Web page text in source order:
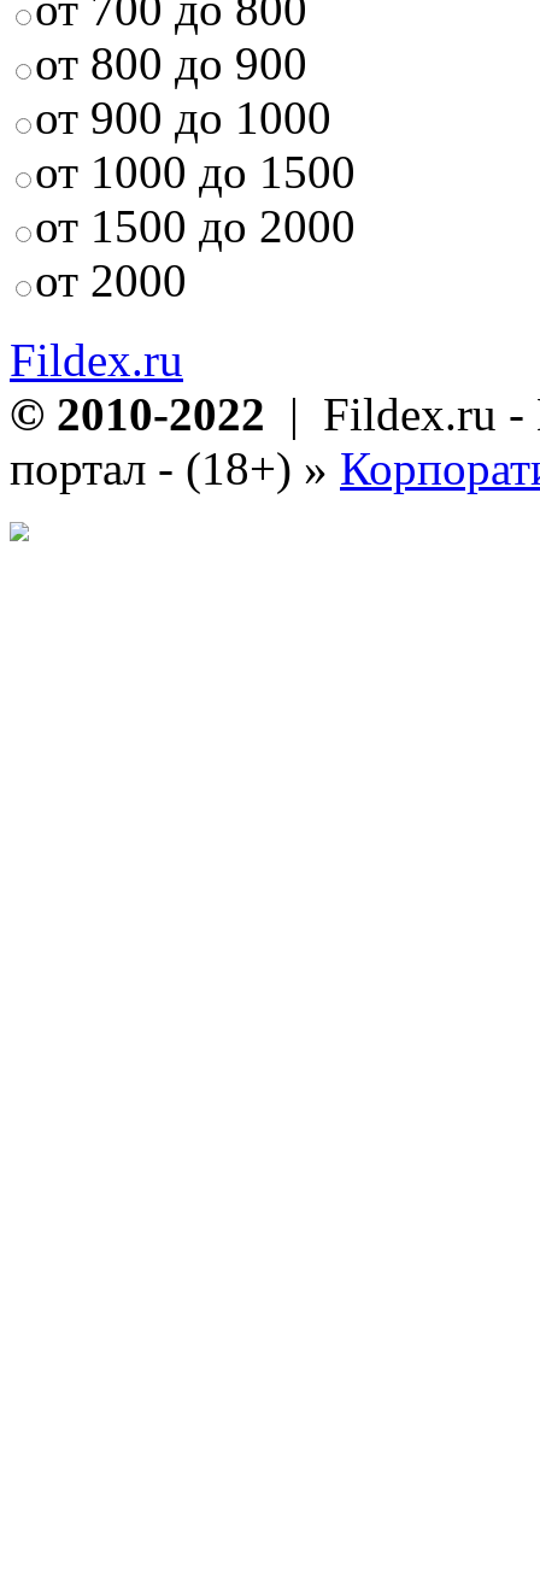
от 800 до 900
от 900 до 1000
от 1000 до 1500
от 1500 до 2000
от 2000
Fildex.ru
© 2010-2022 | Fildex.ru -
портал - (18+) »